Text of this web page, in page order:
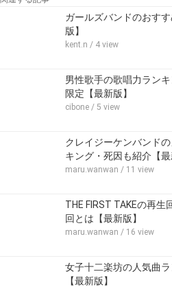
ガールズバンドのおす
版】
kent.n / 4 view
男性歌手の歌唱力ラン
限定【最新版】
cibone / 5 view
クレイジーケンバンド
キング・死因も紹介【最
maru.wanwan / 11 view
THE FIRST TAKEの再
回とは【最新版】
maru.wanwan / 16 view
女子十二楽坊の人気曲
【最新版】